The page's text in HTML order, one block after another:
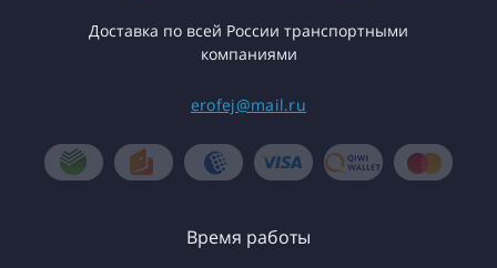
Доставка по всей России транспортными
компаниями
erofej@mail.ru
Время работы